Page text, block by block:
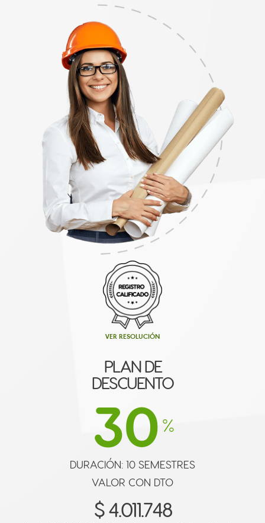
VER RESOLUCIÓN
PLAN DE
DESCUENTO
30 %
DURACIÓN: 10 SEMESTRES
VALOR CON DTO
$ 4.011.748